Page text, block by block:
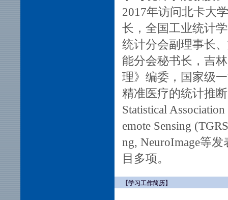
2017年访问北卡大
长，全国工业统计
统计分会副理事长
能分会秘书长， 吉
理》编委，国家级
精准医疗的统计推
Statistical
emote Sensing
ng, NeuroImage等
目多项。
【学习工作简历】